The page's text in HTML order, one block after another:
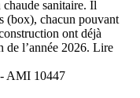
sanitaire. Il
(box), chacun pouvant
ont déjà
l’année 2026. Lire
AMI 10447